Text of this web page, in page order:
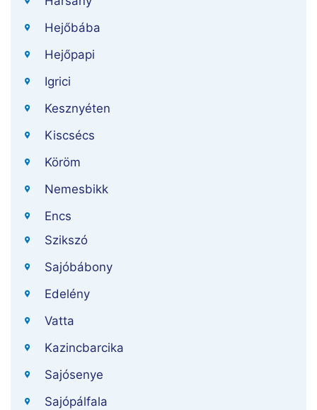
Hejőbába
Hejőpapi
Igrici
Kesznyéten
Kiscsécs
Köröm
Nemesbikk
Encs
Szikszó
Sajóbábony
Edelény
Vatta
Kazincbarcika
Sajósenye
Sajópálfala